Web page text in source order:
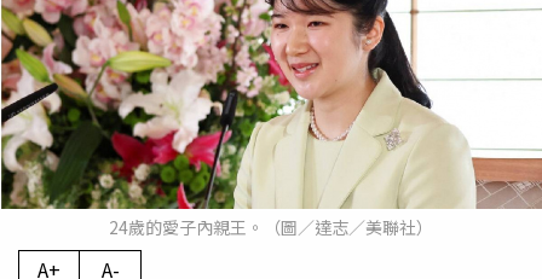
24歲的愛子內親王。（圖／達志／美聯社）
A+ A-